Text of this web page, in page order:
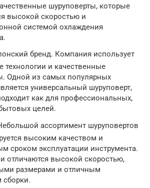
шуруповерты, которые
высокой скоростью и
системой охлаждения
бренд. Компания использует
технологии и качественные
Одной из самых популярных
универсальный шуруповерт,
как для профессиональных,
целей.
ассортимент шуруповертов
высоким качеством и
сроком эксплуатации инструмента.
отличаются высокой скоростью,
размерами и отличным
сборки.